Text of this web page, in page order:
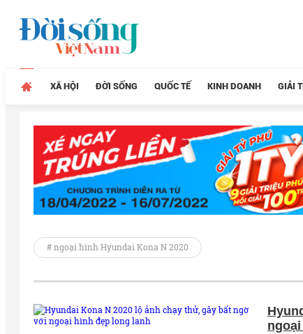
XÃ HỘI ĐỜI SỐNG QUỐC TẾ KINH DOANH GIẢI
# ngoại hình Hyundai Kona N 2020